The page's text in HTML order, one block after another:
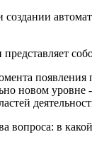
новом уровне -
вопроса: в